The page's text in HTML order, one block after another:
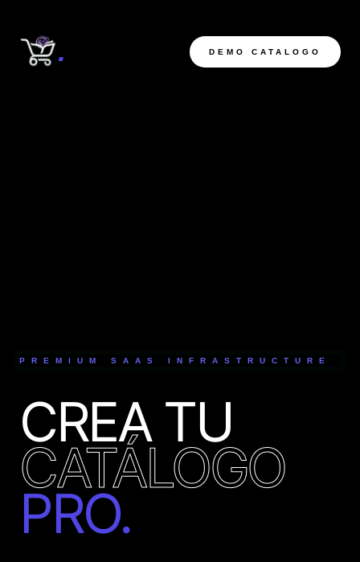
. DEMO CATALOGO
PREMIUM SAAS INFRASTRUCTURE
CREA TU
CATÁLOGO
PRO.